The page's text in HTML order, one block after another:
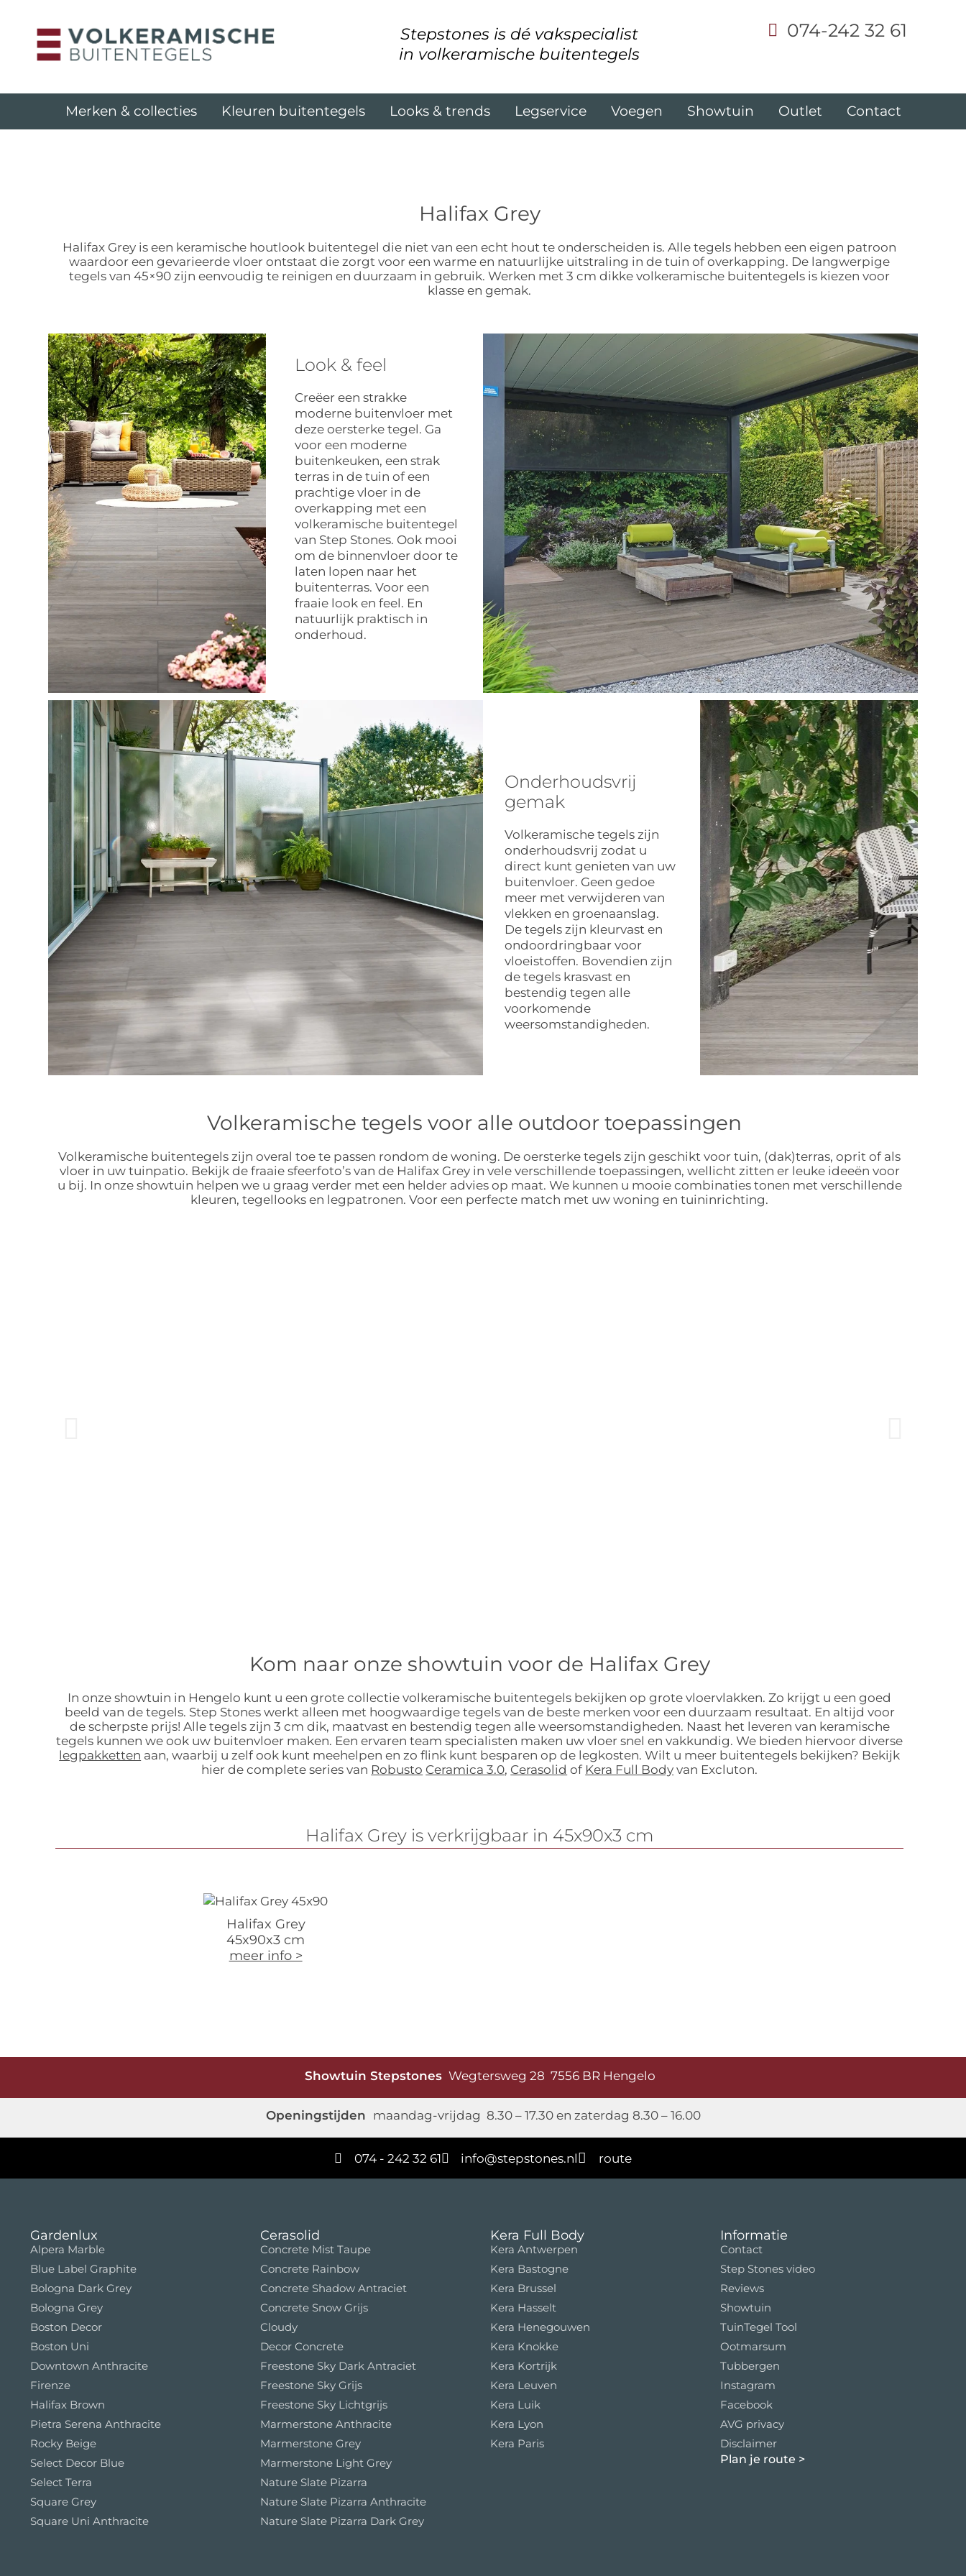
Stepstones is dé vakspecialist
in volkeramische buitentegels
074-242 32 61
Merken & collecties Kleuren buitentegels Looks & trends Legservice Voegen Showtuin Outlet Contact
Halifax Grey
Halifax Grey is een keramische houtlook buitentegel die niet van een echt hout te onderscheiden is. Alle tegels hebben een eigen patroon
waardoor een gevarieerde vloer ontstaat die zorgt voor een warme en natuurlijke uitstraling in de tuin of overkapping. De langwerpige
tegels van 45×90 zijn eenvoudig te reinigen en duurzaam in gebruik. Werken met 3 cm dikke volkeramische buitentegels is kiezen voor
klasse en gemak.
Look & feel
Creëer een strakke
moderne buitenvloer met
deze oersterke tegel. Ga
voor een moderne
buitenkeuken, een strak
terras in de tuin of een
prachtige vloer in de
overkapping met een
volkeramische buitentegel
van Step Stones. Ook mooi
om de binnenvloer door te
laten lopen naar het
buitenterras. Voor een
fraaie look en feel. En
natuurlijk praktisch in
onderhoud.
Onderhoudsvrij
gemak
Volkeramische tegels zijn
onderhoudsvrij zodat u
direct kunt genieten van uw
buitenvloer. Geen gedoe
meer met verwijderen van
vlekken en groenaanslag.
De tegels zijn kleurvast en
ondoordringbaar voor
vloeistoffen. Bovendien zijn
de tegels krasvast en
bestendig tegen alle
voorkomende
weersomstandigheden.
Volkeramische tegels voor alle outdoor toepassingen
Volkeramische buitentegels zijn overal toe te passen rondom de woning. De oersterke tegels zijn geschikt voor tuin, (dak)terras, oprit of als
vloer in uw tuinpatio. Bekijk de fraaie sfeerfoto’s van de Halifax Grey in vele verschillende toepassingen, wellicht zitten er leuke ideeën voor
u bij. In onze showtuin helpen we u graag verder met een helder advies op maat. We kunnen u mooie combinaties tonen met verschillende
kleuren, tegellooks en legpatronen. Voor een perfecte match met uw woning en tuininrichting.
Kom naar onze showtuin voor de Halifax Grey
In onze showtuin in Hengelo kunt u een grote collectie volkeramische buitentegels bekijken op grote vloervlakken. Zo krijgt u een goed
beeld van de tegels. Step Stones werkt alleen met hoogwaardige tegels van de beste merken voor een duurzaam resultaat. En altijd voor
de scherpste prijs! Alle tegels zijn 3 cm dik, maatvast en bestendig tegen alle weersomstandigheden. Naast het leveren van keramische
tegels kunnen we ook uw buitenvloer maken. Een ervaren team specialisten maken uw vloer snel en vakkundig. We bieden hiervoor diverse
legpakketten aan, waarbij u zelf ook kunt meehelpen en zo flink kunt besparen op de legkosten. Wilt u meer buitentegels bekijken? Bekijk
hier de complete series van Robusto Ceramica 3.0, Cerasolid of Kera Full Body van Excluton.
Halifax Grey is verkrijgbaar in 45x90x3 cm
Halifax Grey
45x90x3 cm
meer info >
Showtuin Stepstones Wegtersweg 28 7556 BR Hengelo
Openingstijden maandag-vrijdag 8.30 – 17.30 en zaterdag 8.30 – 16.00
074 - 242 32 61 info@stepstones.nl route
Gardenlux
Alpera Marble
Blue Label Graphite
Bologna Dark Grey
Bologna Grey
Boston Decor
Boston Uni
Downtown Anthracite
Firenze
Halifax Brown
Pietra Serena Anthracite
Rocky Beige
Select Decor Blue
Select Terra
Square Grey
Square Uni Anthracite
Cerasolid
Concrete Mist Taupe
Concrete Rainbow
Concrete Shadow Antraciet
Concrete Snow Grijs
Cloudy
Decor Concrete
Freestone Sky Dark Antraciet
Freestone Sky Grijs
Freestone Sky Lichtgrijs
Marmerstone Anthracite
Marmerstone Grey
Marmerstone Light Grey
Nature Slate Pizarra
Nature Slate Pizarra Anthracite
Nature Slate Pizarra Dark Grey
Kera Full Body
Kera Antwerpen
Kera Bastogne
Kera Brussel
Kera Hasselt
Kera Henegouwen
Kera Knokke
Kera Kortrijk
Kera Leuven
Kera Luik
Kera Lyon
Kera Paris
Informatie
Contact
Step Stones video
Reviews
Showtuin
TuinTegel Tool
Ootmarsum
Tubbergen
Instagram
Facebook
AVG privacy
Disclaimer
Plan je route >